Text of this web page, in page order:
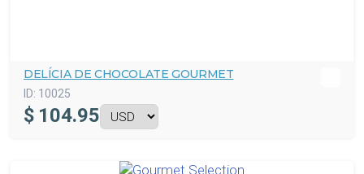
DELÍCIA DE CHOCOLATE GOURMET
ID: 10025
$ 104.95